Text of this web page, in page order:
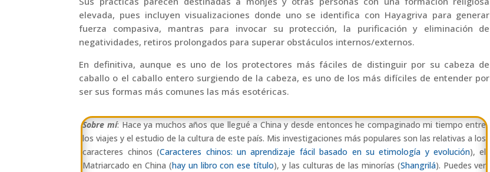
elevada, pues incluyen visualizaciones donde uno se identifica con Hayagriva para generar
fuerza compasiva, mantras para invocar su protección, la purificación y eliminación de
negatividades, retiros prolongados para superar obstáculos internos/externos.
En definitiva, aunque es uno de los protectores más fáciles de distinguir por su cabeza de
caballo o el caballo entero surgiendo de la cabeza, es uno de los más difíciles de entender por
ser sus formas más comunes las más esotéricas.
Sobre mí: Hace ya muchos años que llegué a China y desde entonces he compaginado mi tiempo entre
los viajes y el estudio de la cultura de este país. Mis investigaciones más populares son las relativas a los
caracteres chinos (Caracteres chinos: un aprendizaje fácil basado en su etimología y evolución), el
Matriarcado en China (hay un libro con ese título), y las culturas de las minorías (Shangrilá). Puedes ver